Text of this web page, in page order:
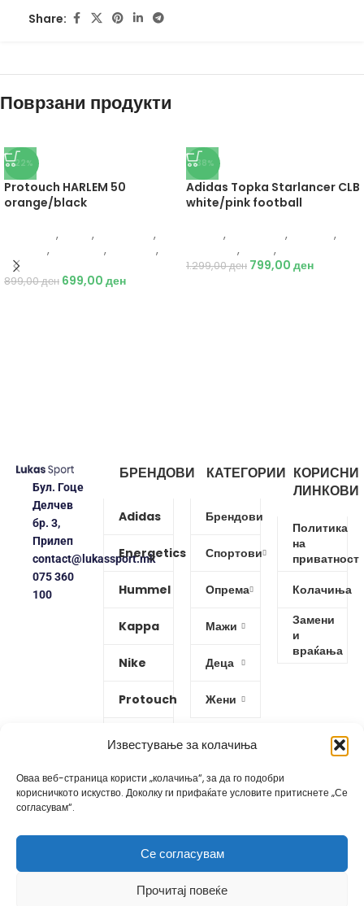
Известување за колачиња
Оваа веб-страница користи „колачиња“, за да го подобри
корисничкото искуство. Доколку ги прифаќате условите притиснете „Се
согласувам“.
Се согласувам
Прочитај повеќе
Share:
Поврзани продукти
-22%
Protouch HARLEM 50
orange/black
, ,
,
, ,
,
Топки
899,00ден 699,00 ден
-38%
Adidas Topka Starlancer CLB
white/pink football
, ,
,
, ,
1.299,00ден 799,00 ден
Бул. Гоце
Делчев
бр. 3,
Прилеп
contact@lukassport.mk
075 360
100
БРЕНДОВИ
Adidas
Energetics
Hummel
Kappa
Nike
Protouch
Reebok
КАТЕГОРИИ
Брендови
Спортови
Опрема
Мажи
Деца
Жени
КОРИСНИ
ЛИНКОВИ
Политика
на
приватност
Колачиња
Замени
и
враќања